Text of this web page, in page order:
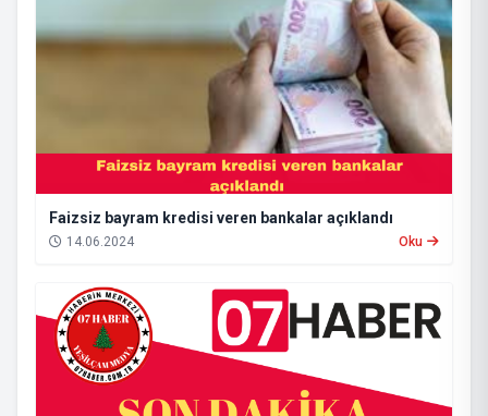
Faizsiz bayram kredisi veren bankalar açıklandı
14.06.2024 Oku